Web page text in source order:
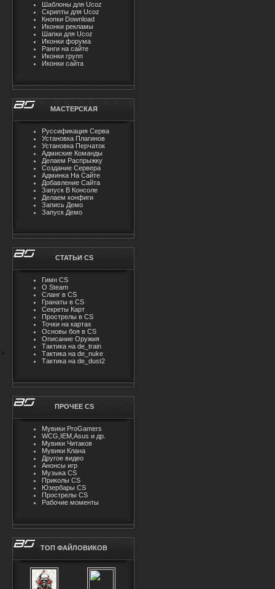
Шаблоны для Ucoz
Скрипты для Ucoz
Кнопки Download
Иконки рекламы
Шапки для Ucoz
Иконки форума
Ранги на сайте
Иконки групп
Иконки сайта
МАСТЕРСКАЯ
Руссификация Серва
Установка Плагинов
Установка Перчаток
Адмиские Команды
Делаем Распрыжку
Создание Сервера
Админка На Сайте
Добавление Сайта
Запуск В Консоле
Делаем конфиги
Запись Демо
Запуск Демо
СТАТЬИ CS
Гимн CS
О Steam
Cлaнг в CS
Гранаты в CS
Секреты Карт
Прострелы в CS
Точки на картах
Основы боя в CS
Описание Оружия
Тактика на de_train
Тактика на de_nuke
Тактика на de_dust2
ПРОЧЕЕ CS
Мувики ProGamers
WCG,IEM,Asus и др.
Мувики Читаков
Мувики Клана
Другое видео
Анонсы игр
Музыка CS
Приколы CS
Юзербары CS
Прострелы CS
Рабочие моменты
ТОП ФАЙЛОВИКОВ